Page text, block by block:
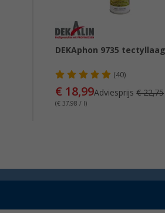
DEKAphon 9735
(40)
€ 18,99Adviesprijs€ 22,75
(€ 37,98 / l)